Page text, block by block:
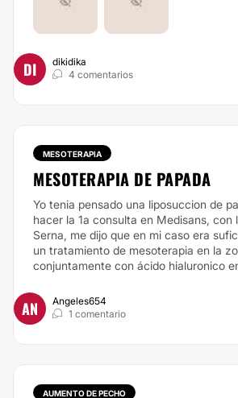
DI
dikidika
4 comentarios
MESOTERAPIA
MESOTERAPIA DE PAPADA
Yo tenia pensado una liposuccion de
hacer la 1a consulta en Medisans, con
Serna, me dijo que en mi caso era
un tratamiento de mesoterapia en la
conjuntamente con ácido hialuronico
AN
Angeles654
1 comentario
AUMENTO DE PECHO